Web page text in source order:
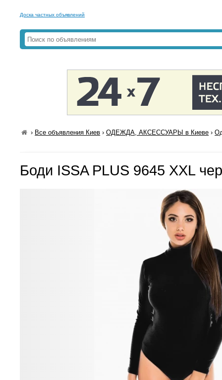
Доска частных объявлений
› Все объявления Киев ›ОДЕЖДА, АКСЕССУАРЫ в Киеве ›
Боди ISSA PLUS 9645 XXL